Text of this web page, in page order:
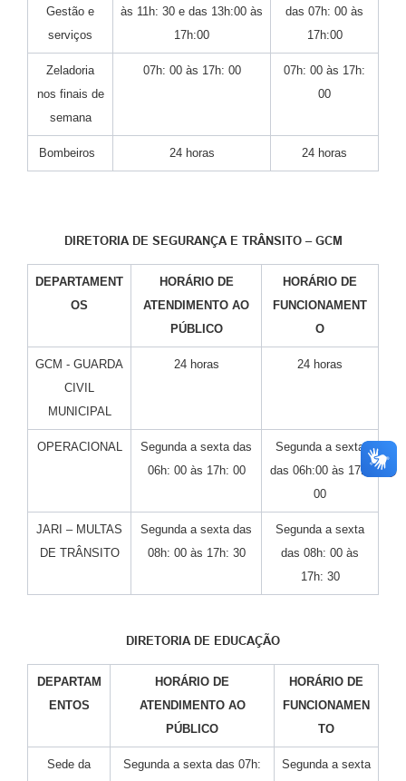
Gestão e
serviços
às 11h: 30 e das 13h:00 às
17h:00
das 07h: 00 às
17h:00
Zeladoria
nos finais de
semana
07h: 00 às 17h: 00
07h: 00 às 17h:
00
Bombeiros 24 horas 24 horas
DIRETORIA DE SEGURANÇA E TRÂNSITO – GCM
DEPARTAMENT
OS
HORÁRIO DE
ATENDIMENTO AO
PÚBLICO
HORÁRIO DE
FUNCIONAMENT
O
GCM - GUARDA
CIVIL
MUNICIPAL
24 horas 24 horas
OPERACIONAL
Segunda a sexta das
06h: 00 às 17h: 00
Segunda a sexta
das 06h:00 às 17h:
00
JARI – MULTAS
DE TRÂNSITO
Segunda a sexta das
08h: 00 às 17h: 30
Segunda a sexta
das 08h: 00 às
17h: 30
DIRETORIA DE EDUCAÇÃO
DEPARTAM
ENTOS
HORÁRIO DE
ATENDIMENTO AO
PÚBLICO
HORÁRIO DE
FUNCIONAMEN
TO
Sede da
Segunda a sexta das 07h:
Segunda a sexta